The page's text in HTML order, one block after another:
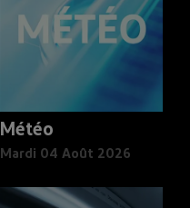
Météo
Mardi 04 Août 2026